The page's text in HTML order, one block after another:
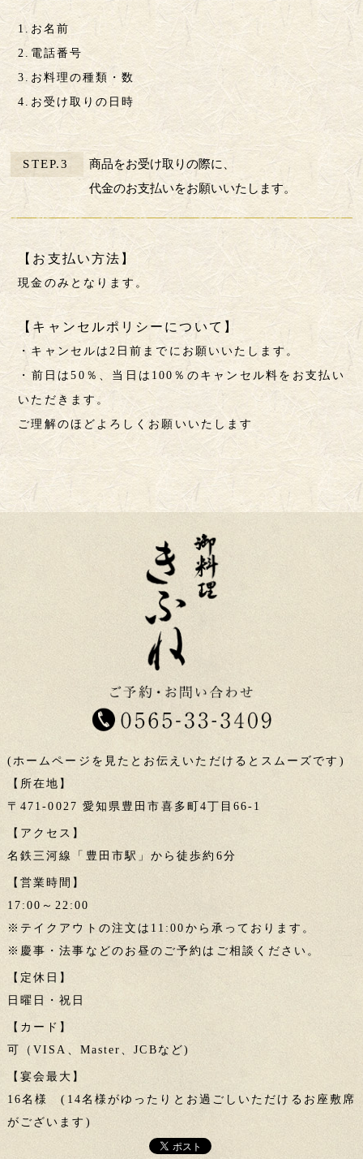
1.お名前
2.電話番号
3.お料理の種類・数
4.お受け取りの日時
STEP.3
商品をお受け取りの際に、
代金のお支払いをお願いいたします。
【お支払い方法】
現金のみとなります。
【キャンセルポリシーについて】
・キャンセルは2日前までにお願いいたします。
・前日は50％、当日は100％のキャンセル料をお支払い
いただきます。
ご理解のほどよろしくお願いいたします
(ホームページを見たとお伝えいただけるとスムーズです)
【所在地】
〒471-0027 愛知県豊田市喜多町4丁目66-1
【アクセス】
名鉄三河線「豊田市駅」から徒歩約6分
【営業時間】
17:00～22:00
※テイクアウトの注文は11:00から承っております。
※慶事・法事などのお昼のご予約はご相談ください。
【定休日】
日曜日・祝日
【カード】
可（VISA、Master、JCBなど)
【宴会最大】
16名様 (14名様がゆったりとお過ごしいただけるお座敷席
がございます)